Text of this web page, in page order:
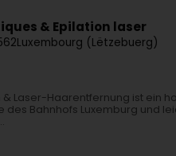
& Epilation laser
Luxembourg (Lëtzebuerg)
& Laser-Haarentfernung ist ein
Bahnhofs Luxemburg und